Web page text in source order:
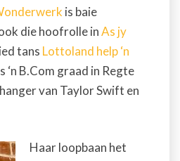
is baie
die hoofrolle inAs jy
tans Lottoland help ‘n
‘n B.Com graad in Regte
van Taylor Swift en
Haar loopbaan het